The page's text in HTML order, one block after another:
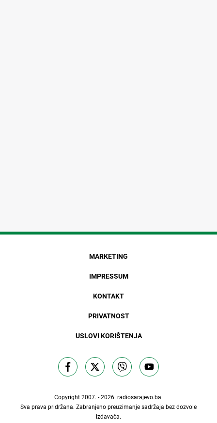
MARKETING
IMPRESSUM
KONTAKT
PRIVATNOST
USLOVI KORIŠTENJA
Copyright 2007. - 2026. radiosarajevo.ba.
Sva prava pridržana. Zabranjeno preuzimanje sadržaja bez dozvole
izdavača.